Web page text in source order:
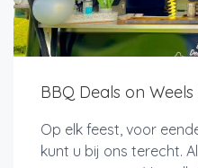
BBQ Deals on
Op elk feest, voor
kunt u bij ons terecht.